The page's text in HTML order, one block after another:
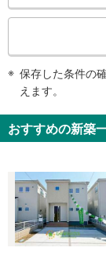
・改札内
その他
検
知
を
け
取
る
・
条
保存した条件の
えます。
おすすめの新築